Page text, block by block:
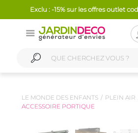
Exclu : -15% sur les offres outlet
LE MONDE DES ENFANTS PLEIN AIR
ACCESSOIRE PORTIQUE